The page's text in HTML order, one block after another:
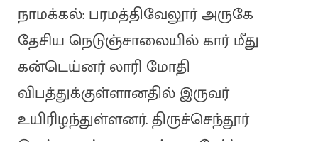
நாமக்கல்: பரமத்திவேலூர் அருகே
தேசிய நெடுஞ்சாலையில் கார் மீது
கன்டெய்னர் லாரி மோதி
விபத்துக்குள்ளானதில் இருவர்
உயிரிழந்துள்ளனர். திருச்செந்தூர்